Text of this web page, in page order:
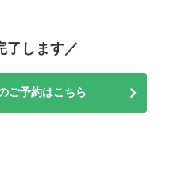
了します／
ご予約はこちら